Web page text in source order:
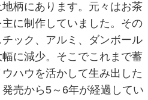
柄にあります。元々はお茶
に制作していました。その
ック、アルミ、ダンボール
に減少。そこでこれまで蓄
ハウを活かして生み出した
売から5～6年が経過してい